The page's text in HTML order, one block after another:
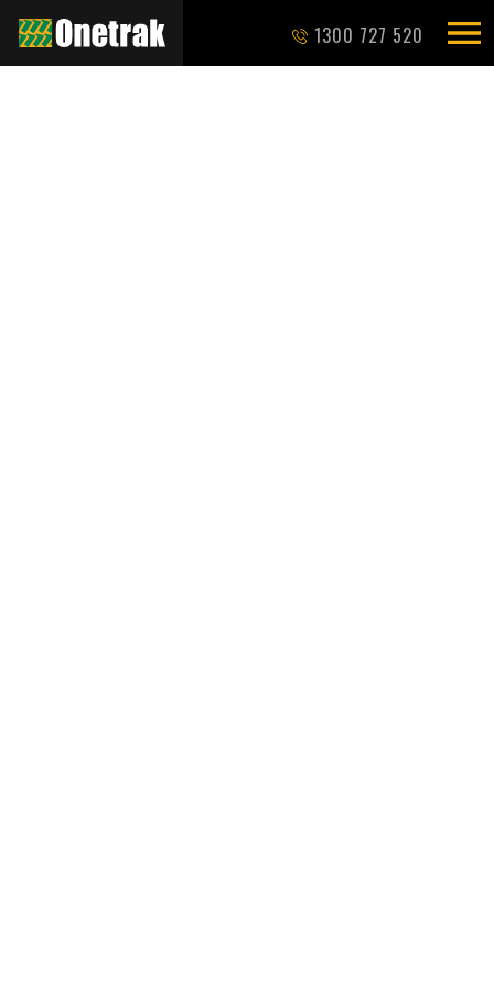
1300 727 520